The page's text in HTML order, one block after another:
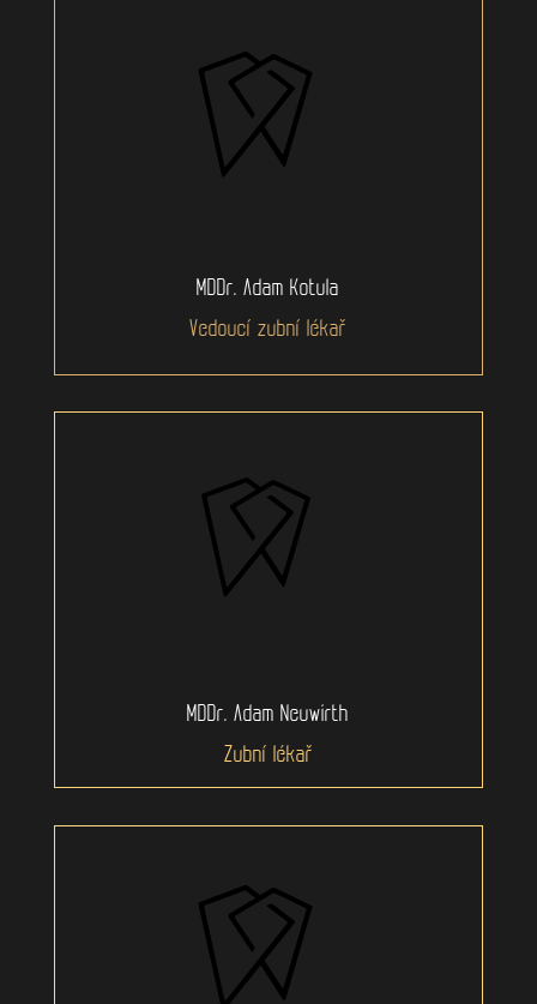
MDDr. Adam Kotula
Vedoucí zubní lékař
MDDr. Adam Neuwirth
Zubní lékař